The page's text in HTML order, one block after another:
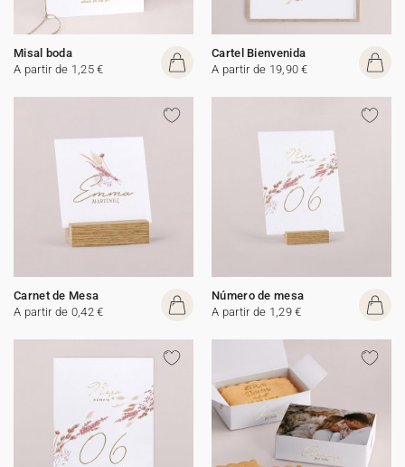
Misal boda
A partir de 1,25 €
Cartel Bienvenida
A partir de 19,90 €
Carnet de Mesa
A partir de 0,42 €
Número de mesa
A partir de 1,29 €